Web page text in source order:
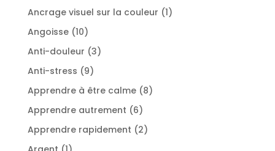
produits
Ancrage visuel sur la couleur 11
Angoisse 1010
produits
Anti-douleur 33
Anti-stress 99
produits
Apprendre à être calme 88
Apprendre autrement 66
produits
Apprendre rapidement 22
1